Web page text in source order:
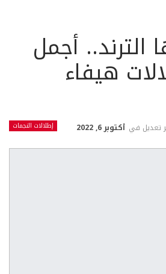
الترند.. أجمل
هيفاء
إطلالات النجمات تعديل في أكتوبر 6, 2022